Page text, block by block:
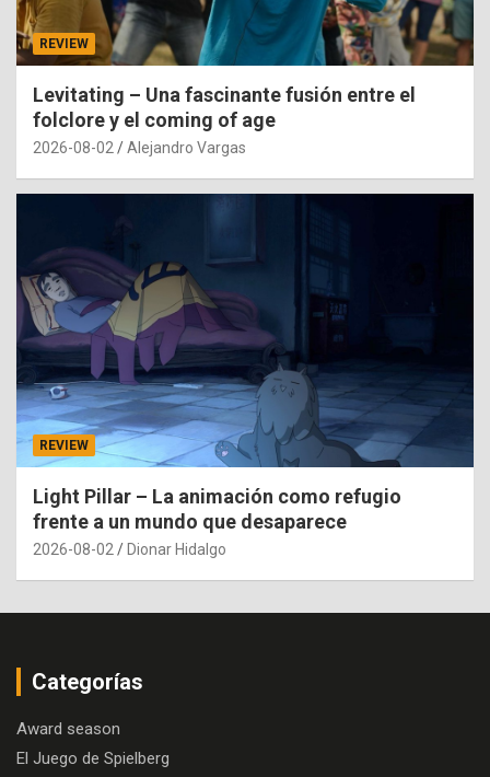
REVIEW
Levitating – Una fascinante fusión entre el
folclore y el coming of age
2026-08-02 Alejandro Vargas
REVIEW
Light Pillar – La animación como refugio
frente a un mundo que desaparece
2026-08-02 Dionar Hidalgo
Categorías
Award season
El Juego de Spielberg